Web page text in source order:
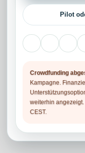
Pilot
Crowdfunding
Kampagne.
weiterhin
CEST.